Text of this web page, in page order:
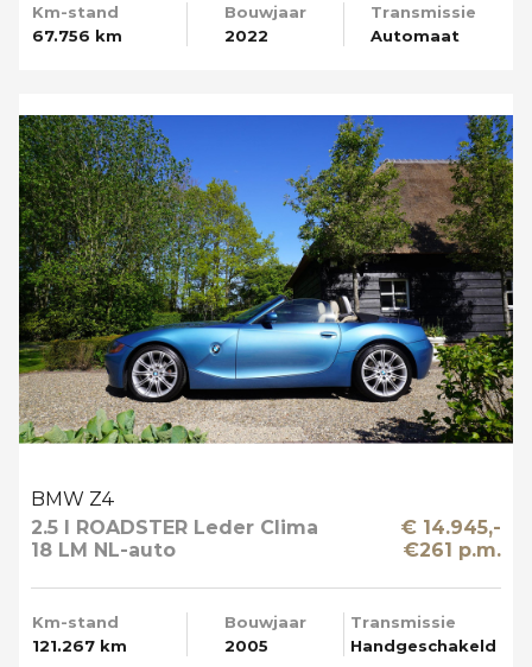
Km-stand
67.756 km
Bouwjaar
2022
Transmissie
Automaat
BMW Z4
2.5 I ROADSTER Leder Clima
18 LM NL-auto
€ 14.945,-
€261 p.m.
Km-stand
121.267 km
Bouwjaar
2005
Transmissie
Handgeschakeld